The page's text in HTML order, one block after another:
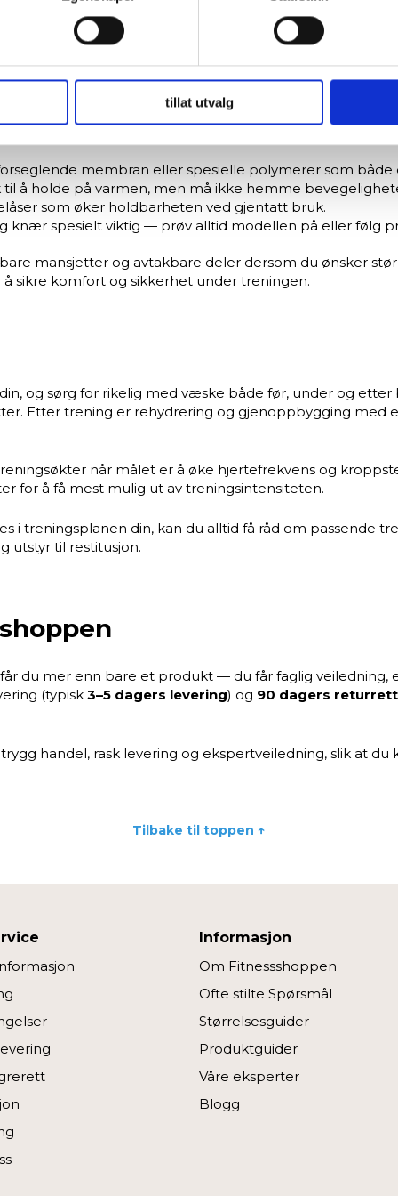
tilbake ditt samtykke fra erklæringen om
dessuten informasjon om hvordan du bruker nettstedet vårt,
analysearbeid, som kan kombinere den med annen
gjennom din bruk av tjenestene deres.
tillat utvalg
og passform
designet avgjørende:
membran eller spesielle polymerer som
å holde på varmen, men må ikke hemme
som øker holdbarheten ved gjentatt bruk.
knær spesielt viktig — prøv alltid modellen på eller følg
mansjetter og avtakbare deler dersom du ønsker
sikre komfort og sikkerhet under treningen.
og sørg for rikelig med væske både før, under og etter
Etter trening er rehydrering og gjenoppbygging med
når målet er å øke hjertefrekvens og
for å få mest mulig ut av treningsintensiteten.
i treningsplanen din, kan du alltid få råd om passende
utstyr til restitusjon.
du mer enn bare et produkt — du får faglig
(typisk 3–5 dagers levering) og 90 dagers returrett
handel, rask levering og ekspertveiledning, slik at
Tilbake til toppen ↑
Informasjon
Om Fitnessshoppen
Ofte stilte Spørsmål
Størrelsesguider
Produktguider
Våre eksperter
Blogg